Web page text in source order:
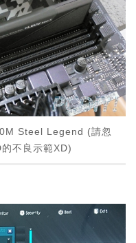
Steel Legend (請忽
不良示範XD)